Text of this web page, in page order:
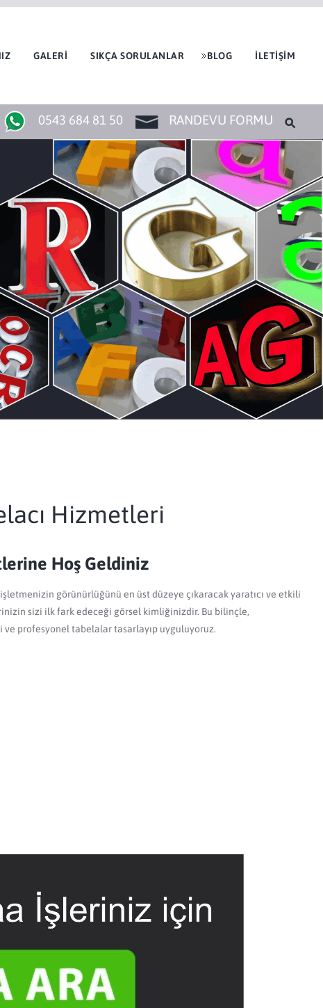
GALERİ SIKÇA SORULANLAR BLOG İLETİŞİM
0543 684 81 50 RANDEVU FORMU
Hizmetleri
Hoş Geldiniz
görünürlüğünü en üst düzeye çıkaracak yaratıcı ve etkili
sizi ilk fark edeceği görsel kimliğinizdir. Bu bilinçle,
profesyonel tabelalar tasarlayıp uyguluyoruz.